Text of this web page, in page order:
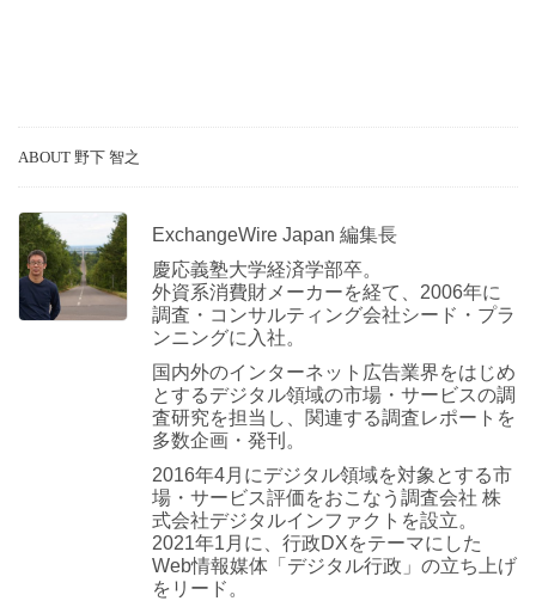
ABOUT 野下 智之
ExchangeWire Japan 編集長
慶応義塾大学経済学部卒。
外資系消費財メーカーを経て、2006年に
調査・コンサルティング会社シード・プラ
ンニングに入社。
国内外のインターネット広告業界をはじめ
とするデジタル領域の市場・サービスの調
査研究を担当し、関連する調査レポートを
多数企画・発刊。
2016年4月にデジタル領域を対象とする市
場・サービス評価をおこなう調査会社 株
式会社デジタルインファクトを設立。
2021年1月に、行政DXをテーマにした
Web情報媒体「デジタル行政」の立ち上げ
をリード。